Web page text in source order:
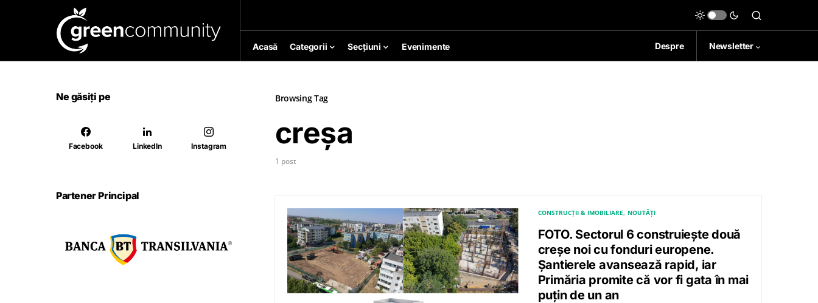
Acasă Categorii Secțiuni Evenimente Despre Newsletter
Browsing Tag
creșa
1 post
CONSTRUCȚII & IMOBILIARE NOUTĂȚI
FOTO. Sectorul 6 construiește două
creșe noi cu fonduri europene.
Șantierele avansează rapid, iar
Primăria promite că vor fi gata în mai
puțin de un an
Ne găsiți pe
Facebook LinkedIn Instagram
Partener Principal